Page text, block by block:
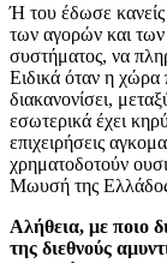
Ή του έδωσε κανείς
των αγορών και
συστήματος, να
Ειδικά όταν η χώρα
διακανονίσει,
εσωτερικά έχει
επιχειρήσεις
χρηματοδοτούν
Μωυσή της
Αλήθεια, με ποιο
της διεθνούς